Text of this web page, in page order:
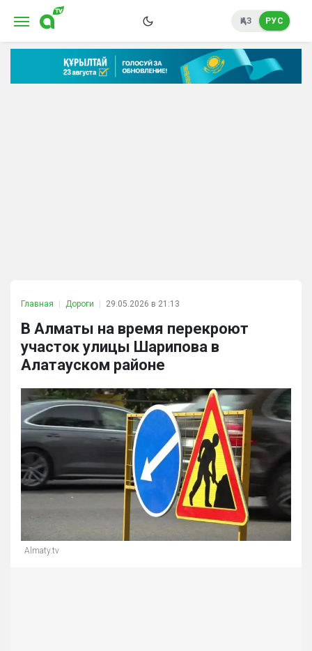
ҚАЗ РУС
Главная Дороги 29.05.2026 в 21:13
В Алматы на время перекроют
участок улицы Шарипова в
Алатауском районе
Almaty.tv